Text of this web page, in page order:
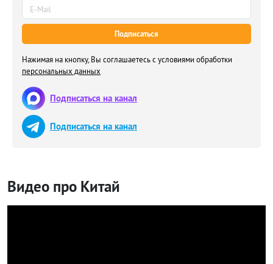
Подписаться
Нажимая на кнопку, Вы соглашаетесь с условиями обработки
персональных данных
Подписаться на канал
Подписаться на канал
Видео про Китай